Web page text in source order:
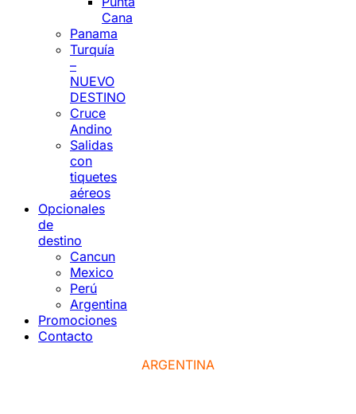
Cana
Panama
Turquía
–
NUEVO
DESTINO
Cruce
Andino
Salidas
con
tiquetes
aéreos
Opcionales
de
destino
Cancun
Mexico
Perú
Argentina
Promociones
Contacto
ARGENTINA